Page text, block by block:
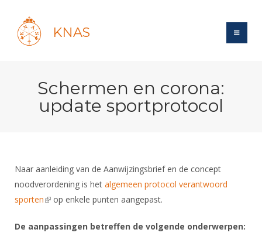
KNAS
Login
Recent posts
Forums
Maandelijks archief
Bond
Reglementen
Schermen
Recreatiesport
Veteranen
Lichtzwaardschermen
Wat is topsport
Nieuws
Informatie
Voor de jeugd
Forums
Forums
Zoek Vereniging
Schermen en corona:
update sportprotocol
Naar aanleiding van de Aanwijzingsbrief en de concept
noodverordening is het algemeen protocol verantwoord
sporten(link is external)
op enkele punten aangepast.
De aanpassingen betreffen de volgende onderwerpen: